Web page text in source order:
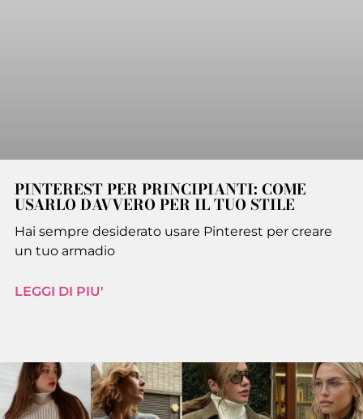
PINTEREST PER PRINCIPIANTI: COME
USARLO DAVVERO PER IL TUO STILE
Hai sempre desiderato usare Pinterest per creare
un tuo armadio
LEGGI DI PIU'